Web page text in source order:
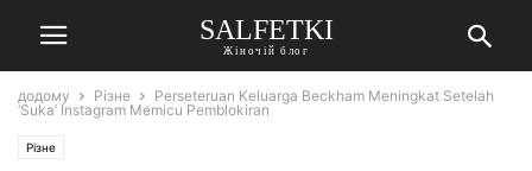
SALFETKI
Жіночій блог
додому Різне
Perseteruan Keluarga Beckham Meningkat Setelah
‘Suka’ Instagram Memicu Pemblokiran
Різне